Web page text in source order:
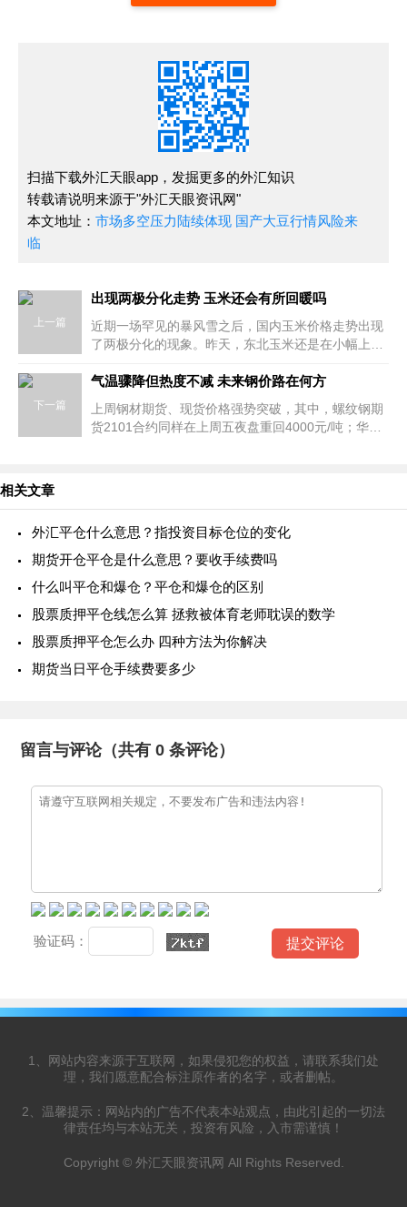
扫描下载外汇天眼app，发掘更多的外汇知识
转载请说明来源于"外汇天眼资讯网"
本文地址： 市场多空压力陆续体现 国产大豆行情风险来
临
上一篇
出现两极分化走势 玉米还会有所回暖吗
近期一场罕见的暴风雪之后，国内玉米价格走势出现
了两极分化的现象。昨天，东北玉米还是在小幅上
了。昨日整个玉米圈都在传一个消息
下一篇
气温骤降但热度不减 未来钢价路在何方
上周钢材期货、现货价格强势突破，其中，螺纹钢期
货2101合约同样在上周五夜盘重回4000元/吨；华东
相关文章
外汇平仓什么意思？指投资目标仓位的变化
期货开仓平仓是什么意思？要收手续费吗
什么叫平仓和爆仓？平仓和爆仓的区别
股票质押平仓线怎么算 拯救被体育老师耽误的数学
股票质押平仓怎么办 四种方法为你解决
期货当日平仓手续费要多少
留言与评论（共有 0 条评论）
验证码：
1、网站内容来源于互联网，如果侵犯您的权益，请联系我们处
理，我们愿意配合标注原作者的名字，或者删帖。
2、温馨提示：网站内的广告不代表本站观点，由此引起的一切法
律责任均与本站无关，投资有风险，入市需谨慎！
Copyright © 外汇天眼资讯网 All Rights Reserved.